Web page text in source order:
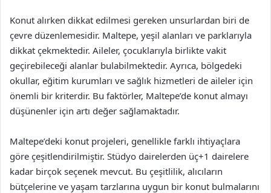
Konut alırken dikkat edilmesi gereken unsurlardan biri de
çevre düzenlemesidir. Maltepe, yeşil alanları ve parklarıyla
dikkat çekmektedir. Aileler, çocuklarıyla birlikte vakit
geçirebileceği alanlar bulabilmektedir. Ayrıca, bölgedeki
okullar, eğitim kurumları ve sağlık hizmetleri de aileler için
önemli bir kriterdir. Bu faktörler, Maltepe’de konut almayı
düşünenler için artı değer sağlamaktadır.
Maltepe’deki konut projeleri, genellikle farklı ihtiyaçlara
göre çeşitlendirilmiştir. Stüdyo dairelerden üç+1 dairelere
kadar birçok seçenek mevcut. Bu çeşitlilik, alıcıların
bütçelerine ve yaşam tarzlarına uygun bir konut bulmalarını